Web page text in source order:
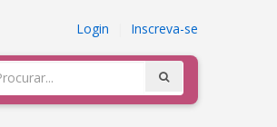
Login Inscreva-se